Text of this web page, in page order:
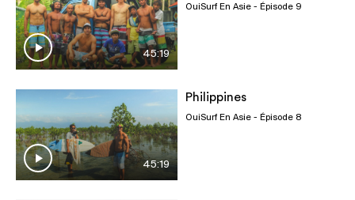
45:19
OuiSurf En Asie - Épisode 9
45:19
Philippines
OuiSurf En Asie - Épisode 8